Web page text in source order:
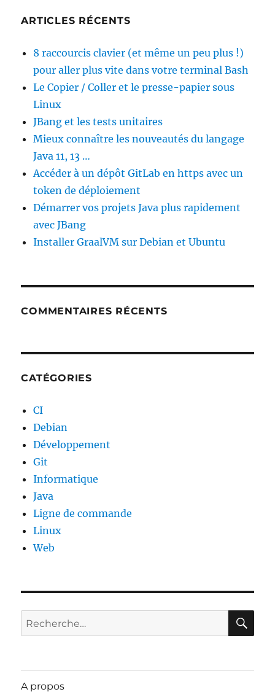
ARTICLES RÉCENTS
8 raccourcis clavier (et même un peu plus !)
pour aller plus vite dans votre terminal Bash
Le Copier / Coller et le presse-papier sous
Linux
JBang et les tests unitaires
Mieux connaître les nouveautés du langage
Java 11, 13 …
Accéder à un dépôt GitLab en https avec un
token de déploiement
Démarrer vos projets Java plus rapidement
avec JBang
Installer GraalVM sur Debian et Ubuntu
COMMENTAIRES RÉCENTS
CATÉGORIES
CI
Debian
Développement
Git
Informatique
Java
Ligne de commande
Linux
Web
Recherche
pour :
A propos